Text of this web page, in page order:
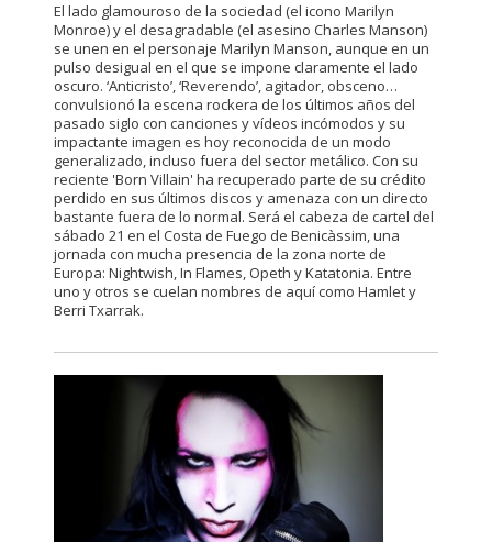
El lado glamouroso de la sociedad (el icono Marilyn
Monroe) y el desagradable (el asesino Charles Manson)
se unen en el personaje Marilyn Manson, aunque en un
pulso desigual en el que se impone claramente el lado
oscuro. ‘Anticristo’, ‘Reverendo’, agitador, obsceno…
convulsionó la escena rockera de los últimos años del
pasado siglo con canciones y vídeos incómodos y su
impactante imagen es hoy reconocida de un modo
generalizado, incluso fuera del sector metálico. Con su
reciente 'Born Villain' ha recuperado parte de su crédito
perdido en sus últimos discos y amenaza con un directo
bastante fuera de lo normal. Será el cabeza de cartel del
sábado 21 en el Costa de Fuego de Benicàssim, una
jornada con mucha presencia de la zona norte de
Europa: Nightwish, In Flames, Opeth y Katatonia. Entre
uno y otros se cuelan nombres de aquí como Hamlet y
Berri Txarrak.